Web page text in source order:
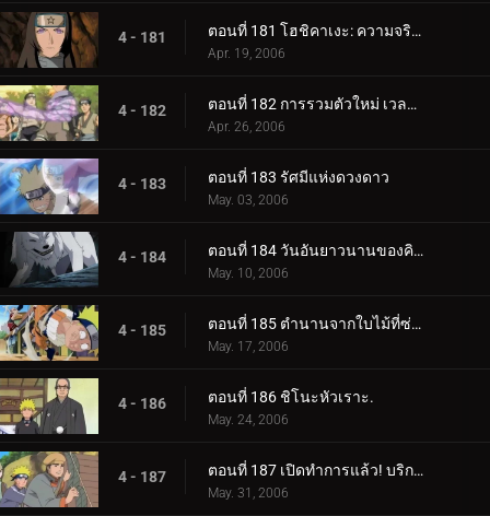
4 - 181 ตอนที่ 181 โฮชิคาเงะ: ความจริงที่ถูกฝังไว้
Apr. 19, 2006
4 - 182 ตอนที่ 182 การรวมตัวใหม่ เวลาที่เหลืออยู่
Apr. 26, 2006
4 - 183 ตอนที่ 183 รัศมีแห่งดวงดาว
May. 03, 2006
4 - 184 ตอนที่ 184 วันอันยาวนานของคิบะ!
May. 10, 2006
4 - 185 ตอนที่ 185 ตำนานจากใบไม้ที่ซ่อนอยู่: ออนบา!
May. 17, 2006
4 - 186 ตอนที่ 186 ชิโนะหัวเราะ.
May. 24, 2006
4 - 187 ตอนที่ 187 เปิดทำการแล้ว! บริการขนย้ายใบไม้
May. 31, 2006